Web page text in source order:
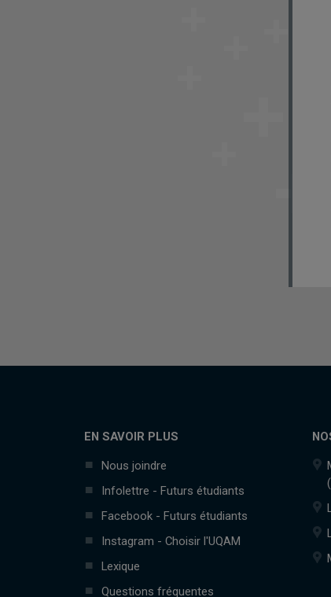
EN SAVOIR PLUS
Nous joindre
Infolettre - Futurs étudiants
Facebook - Futurs étudiants
Instagram - Choisir l'UQAM
Lexique
Questions fréquentes